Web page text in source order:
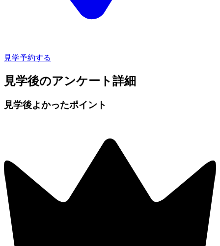
見学予約する
見学後のアンケート詳細
見学後よかったポイント